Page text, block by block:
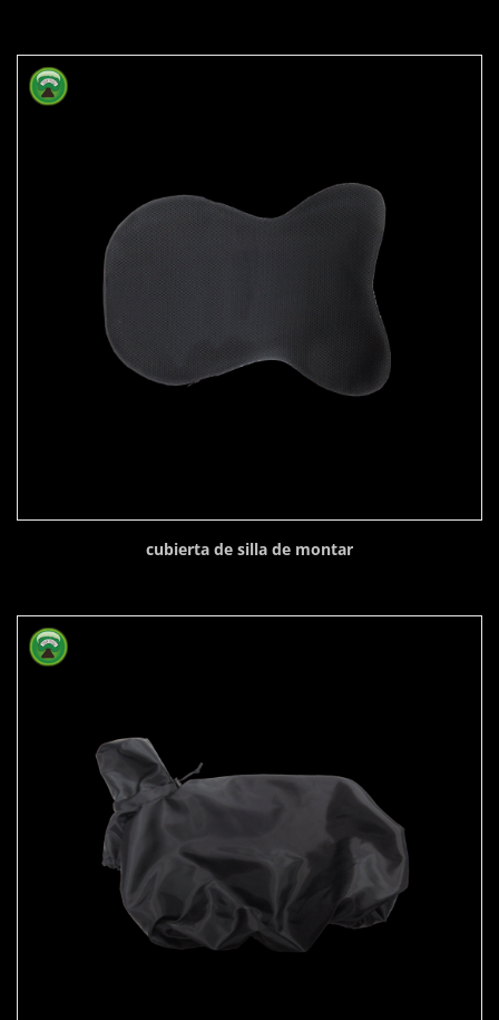
cubierta de silla de montar